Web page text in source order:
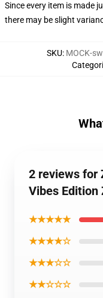
Since every item is made
there may be slight
SKU: MOCK-
2 reviews for
Vibes Edition
★★★★★
★★★★☆
★★★☆☆
★★☆☆☆